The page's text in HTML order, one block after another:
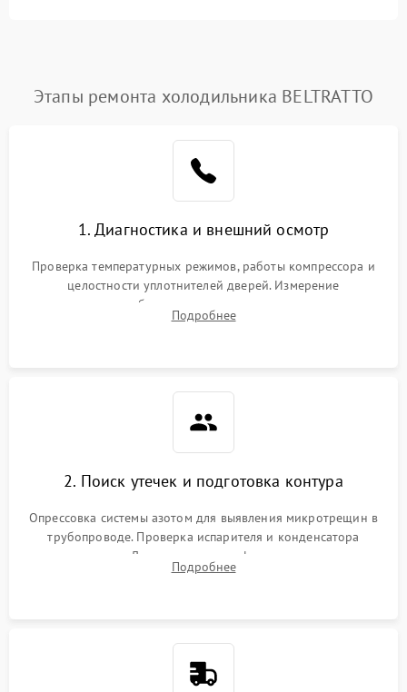
Этапы ремонта холодильника BELTRATTO
1. Диагностика и внешний осмотр
Проверка температурных режимов, работы компрессора и
целостности уплотнителей дверей. Измерение
сопротивления обмоток мотора, проверка термостата и
считывание кодов ошибок с электронного дисплея.
Подробнее
2. Поиск утечек и подготовка контура
Опрессовка системы азотом для выявления микротрещин в
трубопроводе. Проверка испарителя и конденсатора
течеискателем. Демонтаж старого фильтра-осушителя и
продувка капиллярной трубки для устранения засоров.
Подробнее